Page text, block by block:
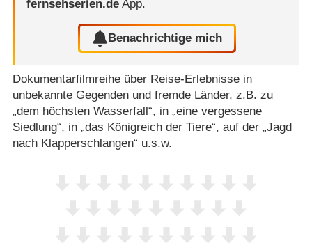
fernsehserien.deApp.
Benachrichtige mich
Dokumentarfilmreihe über Reise-Erlebnisse in
unbekannte Gegenden und fremde Länder, z.B. zu
„dem höchsten Wasserfall“, in „eine vergessene
Siedlung“, in „das Königreich der Tiere“, auf der „Jagd
nach Klapperschlangen“ u.s.w.